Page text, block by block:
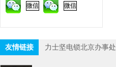
微信 微信
友情链接 力士坚电锁北京办事处